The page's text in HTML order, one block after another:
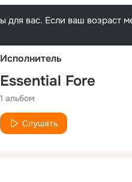
вас. Если ваш возраст
Исполнитель
Essential Fore
1 альбом
Слушать